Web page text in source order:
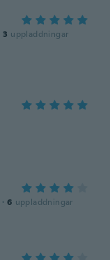
3 uppladdningar
· 6 uppladdningar